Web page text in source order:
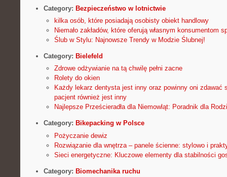
Category: Bezpieczeństwo w lotnictwie
kilka osób, które posiadają osobisty obiekt handlowy
Niemało zakładów, które oferują własnym konsumentom
Ślub w Stylu: Najnowsze Trendy w Modzie Ślubnej!
Category: Bielefeld
Zdrowe odżywianie na tą chwilę pełni zacne
Rolety do okien
Każdy lekarz dentysta jest inny oraz powinny oni zdawać
pacjent również jest inny
Najlepsze Prześcieradła dla Niemowląt: Poradnik dla
Category: Bikepacking w Polsce
Pożyczanie dewiz
Rozwiązanie dla wnętrza – panele ścienne: stylowo i
Sieci energetyczne: Kluczowe elementy dla stabilności
Category: Biomechanika ruchu